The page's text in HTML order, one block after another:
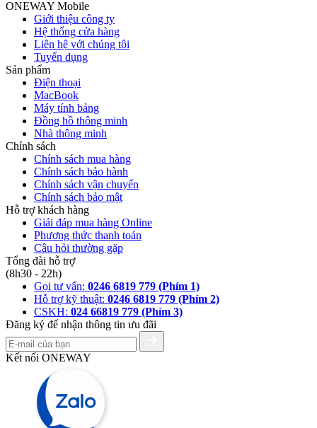
ONEWAY Mobile
Giới thiệu công ty
Hệ thống cửa hàng
Liên hệ với chúng tôi
Tuyển dụng
Sản phẩm
Điện thoại
MacBook
Máy tính bảng
Đồng hồ thông minh
Nhà thông minh
Chính sách
Chính sách mua hàng
Chính sách bảo hành
Chính sách vận chuyển
Chính sách bảo mật
Hỗ trợ khách hàng
Giải đáp mua hàng Online
Phương thức thanh toán
Câu hỏi thường gặp
Tổng đài hỗ trợ
(8h30 - 22h)
Gọi tư vấn: 0246 6819 779 (Phím 1)
Hỗ trợ kỹ thuật: 0246 6819 779 (Phím 2)
CSKH: 024 66819 779 (Phím 3)
Đăng ký để nhận thông tin ưu đãi
Kết nối ONEWAY